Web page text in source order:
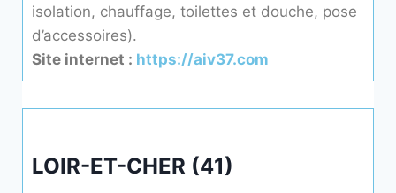
isolation, chauffage, toilettes et douche, pose
d’accessoires).
Site internet : https://aiv37.com
LOIR-ET-CHER (41)